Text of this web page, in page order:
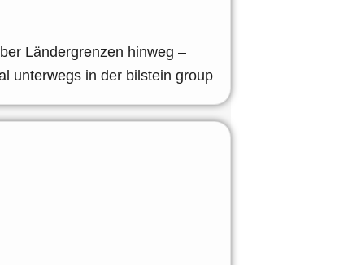
Ländergrenzen hinweg –
unterwegs in der bilstein group